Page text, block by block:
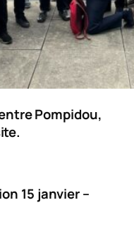
Pompidou,
15 janvier –